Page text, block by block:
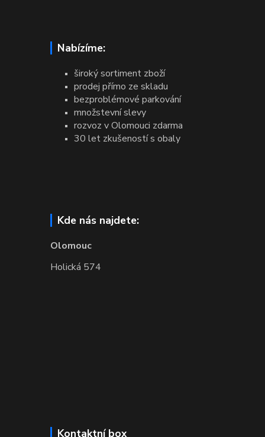
Nabízíme:
široký sortiment zboží
prodej přímo ze skladu
bezproblémové parkování
množstevní slevy
rozvoz v Olomouci zdarma
30 let zkušeností s obaly
Kde nás najdete:
Olomouc
Holická 574
Kontaktní box